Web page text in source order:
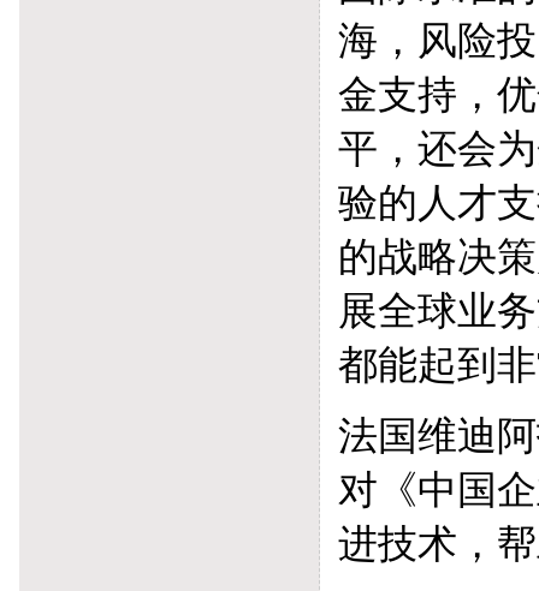
海，风险
金支持，
平，还会
验的人才
的战略决
展全球业
都能起到
法国维迪
对《中国
进技术，